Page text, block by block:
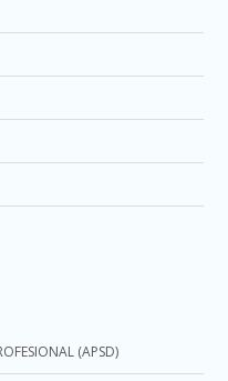
(APSD)